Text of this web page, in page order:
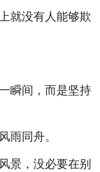
就没有人能够欺
瞬间，而是坚持
雨同舟。
景，没必要在别